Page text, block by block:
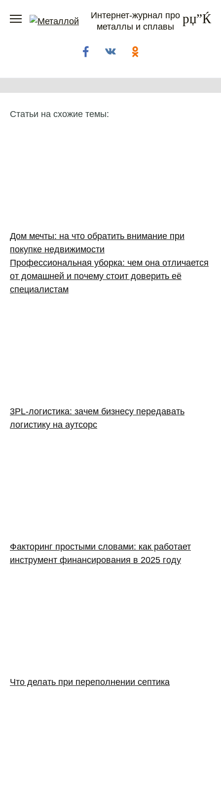
Интернет-журнал про
металлы и сплавы
Статьи на схожие темы:
Дом мечты: на что обратить внимание при
покупке недвижимости
Профессиональная уборка: чем она отличается
от домашней и почему стоит доверить её
специалистам
3PL‑логистика: зачем бизнесу передавать
логистику на аутсорс
Факторинг простыми словами: как работает
инструмент финансирования в 2025 году
Что делать при переполнении септика